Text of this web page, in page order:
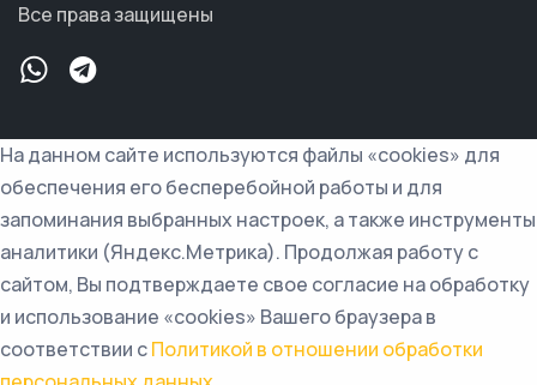
Все права защищены
На данном сайте используются файлы «cookies» для
обеспечения его бесперебойной работы и для
запоминания выбранных настроек, а также инструменты
аналитики (Яндекс.Метрика). Продолжая работу с
сайтом, Вы подтверждаете свое согласие на обработку
и использование «cookies» Вашего браузера в
соответствии сПолитикой в отношении обработки